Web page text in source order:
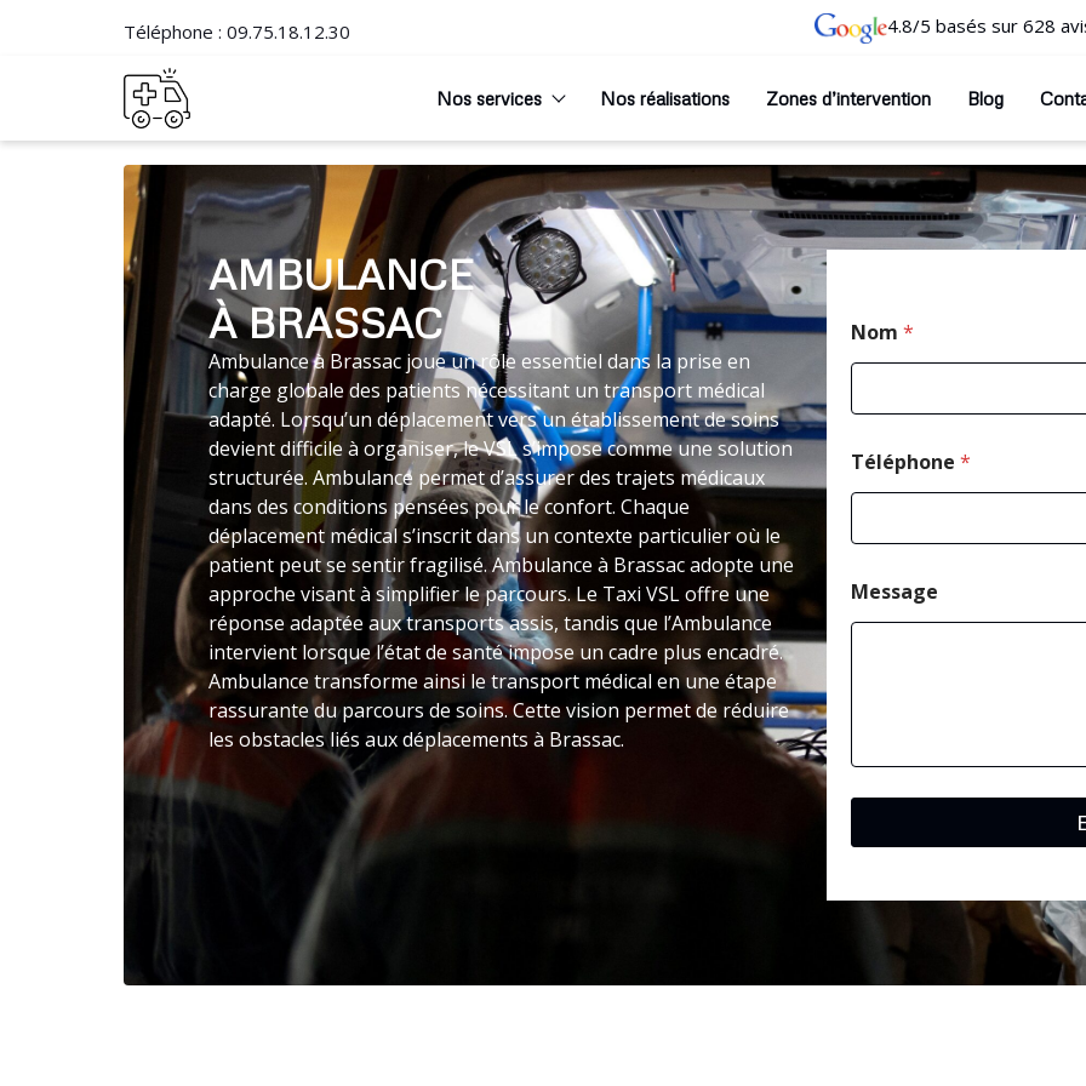
Téléphone : 09.75.18.12.30 4.8/5 basés sur 628
Nos services Nos réalisations Zones d’intervention Blog
AMBULANCE
À BRASSAC
Ambulance à Brassac joue un rôle essentiel dans la prise en
charge globale des patients nécessitant un transport médical
adapté. Lorsqu’un déplacement vers un établissement de soins
devient difficile à organiser, le VSL s’impose comme une solution
structurée. Ambulance permet d’assurer des trajets médicaux
dans des conditions pensées pour le confort. Chaque
déplacement médical s’inscrit dans un contexte particulier où le
patient peut se sentir fragilisé. Ambulance à Brassac adopte une
approche visant à simplifier le parcours. Le Taxi VSL offre une
réponse adaptée aux transports assis, tandis que l’Ambulance
intervient lorsque l’état de santé impose un cadre plus encadré.
Ambulance transforme ainsi le transport médical en une étape
rassurante du parcours de soins. Cette vision permet de réduire
les obstacles liés aux déplacements à Brassac.
Nom *
Téléphone *
Message